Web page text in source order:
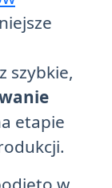
szybkie,
etapie